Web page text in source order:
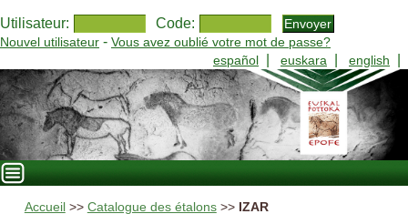
Utilisateur: Code:
Nouvel utilisateur - Vous avez oublié votre mot de passe?
español
euskara english
Accueil >> Catalogue des étalons>> IZAR